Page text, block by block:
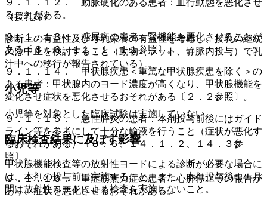
（授乳婦）
診断上の有益性及び母乳栄養の有益性を考慮し、授乳の継続
又は中止を検討すること（動物（ラット、静脈内投与）で乳
汁中への移行が報告されている）。
小児等
小児等を対象とした臨床試験は実施していない。
臨床検査結果に及ぼす影響
甲状腺機能検査等の放射性ヨードによる診断が必要な場合に
は、本剤の投与前に実施すること。また、本剤投与後１ヵ月
間は放射性ヨードによる検査を実施しないこと。
９．１．１２． 動脈硬化のある患者：血行動態を悪化させ
ることがある。
９．１．１３． 糖尿病の患者：腎機能を悪化させることが
ある〔８．６、１１．１．１１参照〕。
９．１．１４． 甲状腺疾患＜重篤な甲状腺疾患を除く＞の
ある患者：甲状腺内のヨード濃度が高くなり、甲状腺機能を
変化させ症状を悪化させるおそれがある〔２．２参照〕。
９．１．１５． 急性膵炎の患者：本剤投与前後にはガイド
ライン等を参考にして十分な輸液を行うこと（症状が悪化す
るおそれがある）〔８．６、１４．１．２、１４．３参
照〕。
９．１．１６． 重症筋無力症の患者：心肺停止等の報告が
あり、症状を悪化させるおそれがある。